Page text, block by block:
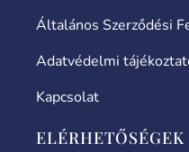
Általános Szerződési
Adatvédelmi
Kapcsolat
ELÉRHETŐSÉGEK